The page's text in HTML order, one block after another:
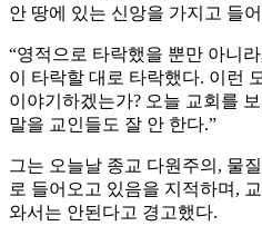
안 땅에 있는 신앙을 가지고 들
“영적으로 타락했을 뿐만 아니
이 타락할 대로 타락했다. 이런
이야기하겠는가? 오늘 교회를
말을 교인들도 잘 안 한다.”
그는 오늘날 종교 다원주의, 물
로 들어오고 있음을 지적하며,
와서는 안된다고 경고했다.